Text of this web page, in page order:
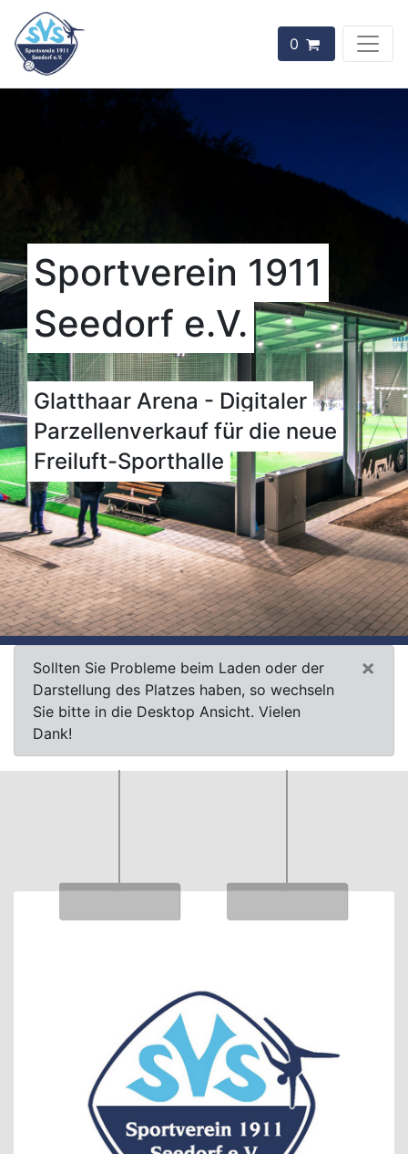
0
Sportverein 1911
Seedorf e.V.
Glatthaar Arena - Digitaler
Parzellenverkauf für die neue
Freiluft-Sporthalle
Sollten Sie Probleme beim Laden oder der
Darstellung des Platzes haben, so wechseln
Sie bitte in die Desktop Ansicht. Vielen
Dank!
×